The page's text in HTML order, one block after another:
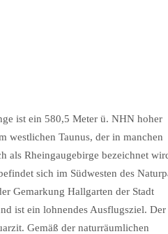
ist ein 580,5 Meter ü. NHN hoher
westlichen Taunus, der in manchen
als Rheingaugebirge bezeichnet
sich im Südwesten des
Gemarkung Hallgarten der Stadt
ist ein lohnendes Ausflugsziel. Der
Gemäß der naturräumlichen